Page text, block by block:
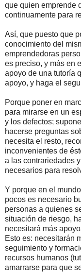
que quien emprende
continuamente para
Así, que puesto que
conocimiento del
emprendedoras
es preciso, y más en
apoyo de una tutoría
apoyo, y haga el
Porque poner en
para mirarse en un
y los defectos;
hacerse preguntas
necesita el resto,
inconvenientes de
a las contrariedades
necesarios para
Y porque en el
pocos es necesario
personas a quienes
situación de riesgo,
necesitará más
Esto es: necesitarán
seguimiento y
recursos humanos
amarrarse para que